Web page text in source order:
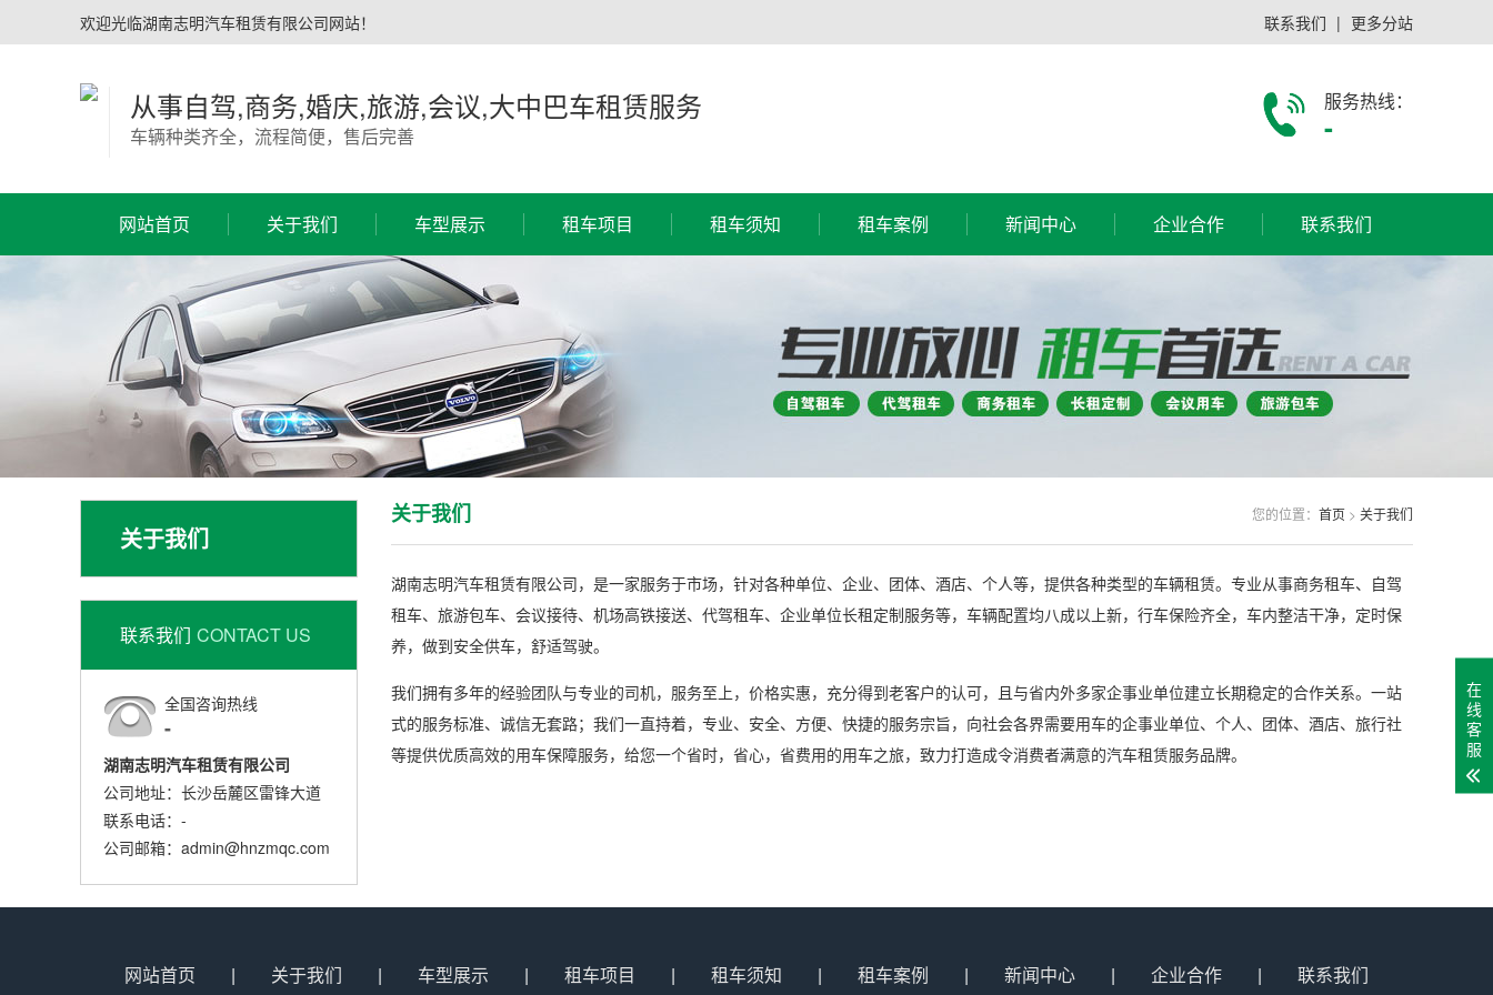
联系我们 | 更多分站
欢迎光临湖南志明汽车租赁有限公司网站！
从事自驾,商务,婚庆,旅游,会议,大中巴车租赁服务
车辆种类齐全，流程简便，售后完善
服务热线：
-
网站首页 关于我们 车型展示 租车项目 租车须知 租车案例 新闻中心 企业合作 联系我们
关于我们
联系我们 CONTACT US
全国咨询热线
-
湖南志明汽车租赁有限公司
公司地址：长沙岳麓区雷锋大道
联系电话：-
公司邮箱：admin@hnzmqc.com
您的位置： 首页 > 关于我们
关于我们
湖南志明汽车租赁有限公司，是一家服务于市场，针对各种单位、企业、团体、酒店、个人等，提供各种类型的车辆租赁。专业从事商务租车、自驾
租车、旅游包车、会议接待、机场高铁接送、代驾租车、企业单位长租定制服务等，车辆配置均八成以上新，行车保险齐全，车内整洁干净，定时保
养，做到安全供车，舒适驾驶。
我们拥有多年的经验团队与专业的司机，服务至上，价格实惠，充分得到老客户的认可，且与省内外多家企事业单位建立长期稳定的合作关系。一站
式的服务标准、诚信无套路；我们一直持着，专业、安全、方便、快捷的服务宗旨，向社会各界需要用车的企事业单位、个人、团体、酒店、旅行社
等提供优质高效的用车保障服务，给您一个省时，省心，省费用的用车之旅，致力打造成令消费者满意的汽车租赁服务品牌。
网站首页 | 关于我们 | 车型展示 | 租车项目 | 租车须知 | 租车案例 | 新闻中心 | 企业合作 | 联系我们
在
线
客
服